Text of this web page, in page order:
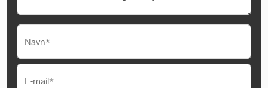
Navn*
E-mail*